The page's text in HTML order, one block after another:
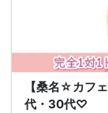
【桑名☆カフ
代・30代♡